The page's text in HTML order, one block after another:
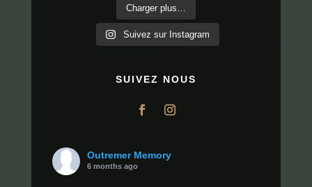
Charger plus…
Suivez sur Instagram
SUIVEZ NOUS
Outremer Memory
6 months ago